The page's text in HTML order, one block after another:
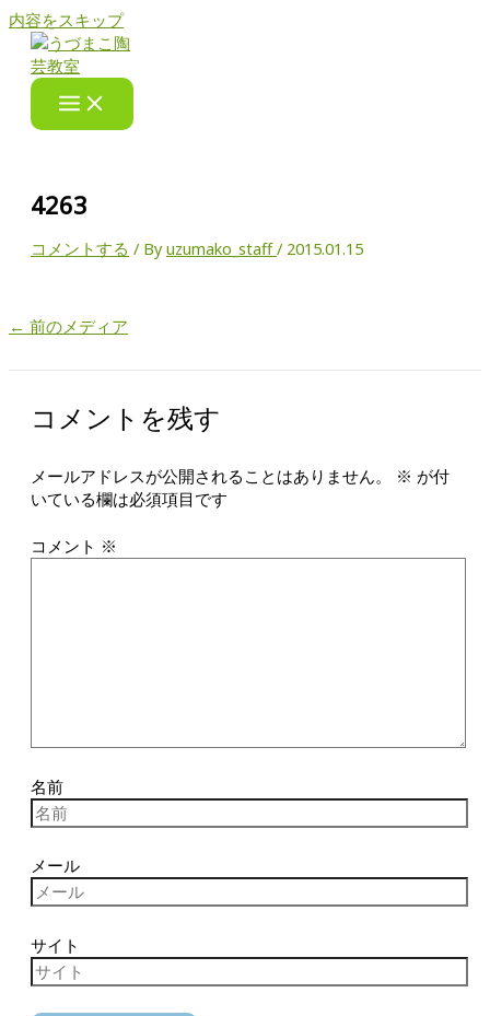
内容をスキップ
4263
コメントする / Byuzumako_staff/ 2015.01.15
← 前のメディア
コメントを残す
メールアドレスが公開されることはありません。 ※ が付
いている欄は必須項目です
コメント ※
名前
メール
サイト